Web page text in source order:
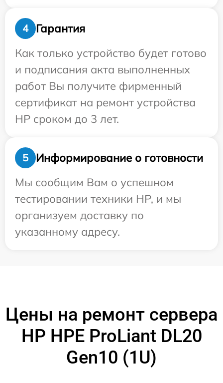
4
Гарантия
Как только устройство будет готово
и подписания акта выполненных
работ Вы получите фирменный
сертификат на ремонт устройства
HP сроком до 3 лет.
5
Информирование о готовности
Мы сообщим Вам о успешном
тестировании техники HP, и мы
организуем доставку по
указанному адресу.
Цены на ремонт сервера
HP HPE ProLiant DL20
Gen10 (1U)